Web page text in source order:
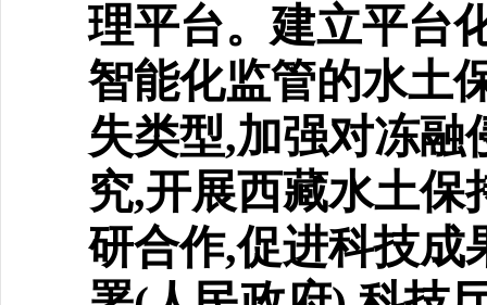
理平台。建立平台
智能化监管的水土
失类型,加强对冻融
究,开展西藏水土保
研合作,促进科技成